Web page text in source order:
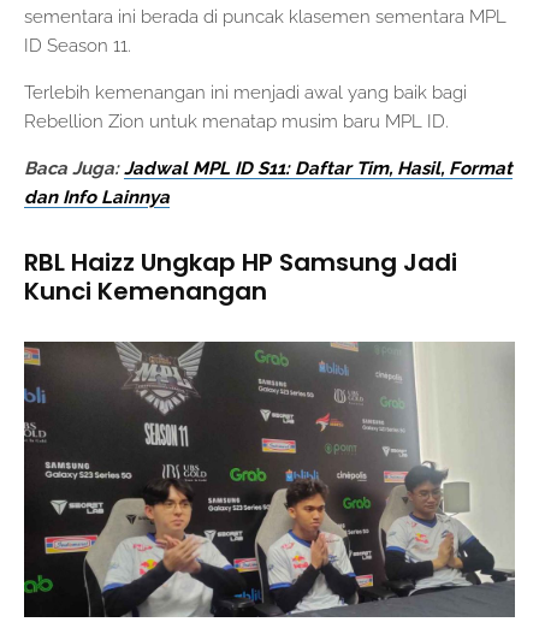
sementara ini berada di puncak klasemen sementara MPL
ID Season 11.
Terlebih kemenangan ini menjadi awal yang baik bagi
Rebellion Zion untuk menatap musim baru MPL ID.
Baca Juga:Jadwal MPL ID S11: Daftar Tim, Hasil, Format
dan Info Lainnya
RBL Haizz Ungkap HP Samsung Jadi
Kunci Kemenangan